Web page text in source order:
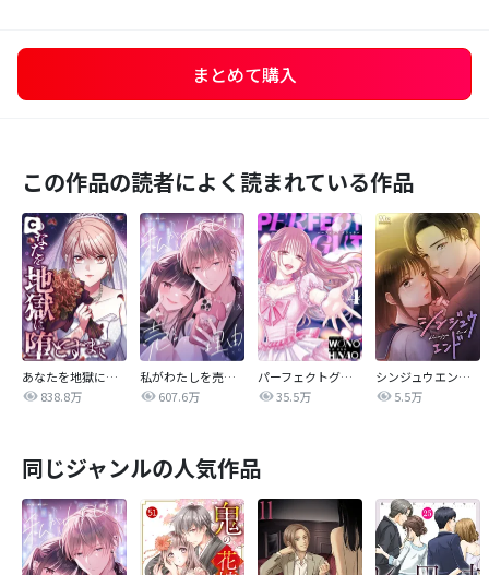
まとめて購入
この作品の読者によく読まれている作品
あなたを地獄に堕とすまで
838.8万
私がわたしを売る理由
607.6万
パーフェクトグリッター
35.5万
シンジュウエンド【タテヨミ】
5.5万
同じジャンルの人気作品